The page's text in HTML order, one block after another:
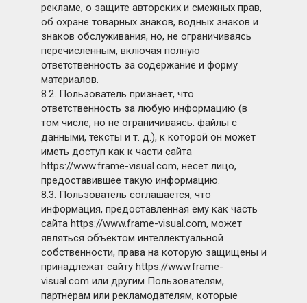
рекламе, о защите авторских и смежных прав,
об охране товарных знаков, водных знаков и
знаков обслуживания, но, не ограничиваясь
перечисленным, включая полную
ответственность за содержание и форму
материалов.
8.2. Пользователь признает, что
ответственность за любую информацию (в
том числе, но не ограничиваясь: файлы с
данными, тексты и т. д.), к которой он может
иметь доступ как к части сайта
https://www.frame-visual.com, несет лицо,
предоставившее такую информацию.
8.3. Пользователь соглашается, что
информация, предоставленная ему как часть
сайта https://www.frame-visual.com, может
являться объектом интеллектуальной
собственности, права на которую защищены и
принадлежат сайту https://www.frame-
visual.com или другим Пользователям,
партнерам или рекламодателям, которые